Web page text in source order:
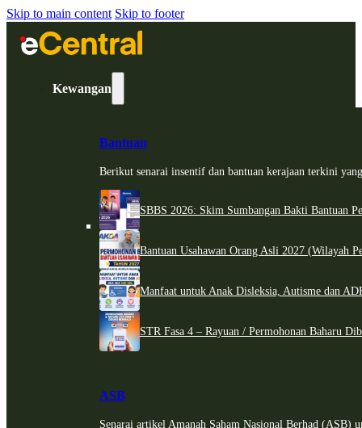
Skip to main content Skip to footer
Kewangan
Bantuan
Berikut senarai insentif dan bantuan kerajaan terkini
SBBS 2026: Skim Sumbangan Bakti Bantuan
Bantuan Usahawan Orang Asli 2027 (Wilayah
Manfaat untuk Anak Disleksia, Autisme dan
STR Fasa 4 – Rayuan / Permohonan Baharu
ASB
Senarai artikel Amanah Saham Nasional Berhad (ASB)